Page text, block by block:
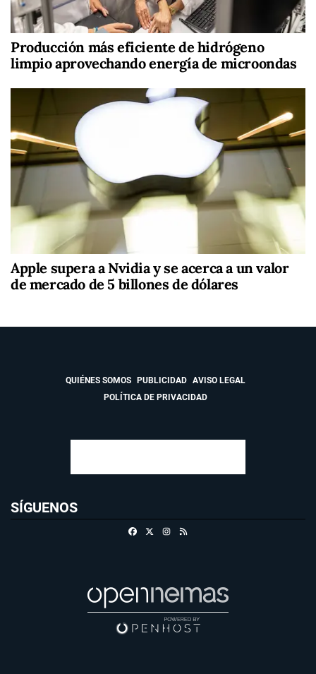
Producción más eficiente de hidrógeno
limpio aprovechando energía de microondas
Apple supera a Nvidia y se acerca a un valor
de mercado de 5 billones de dólares
QUIÉNES SOMOS PUBLICIDAD
AVISO LEGAL
POLÍTICA DE PRIVACIDAD
SÍGUENOS
FacebookInstagram